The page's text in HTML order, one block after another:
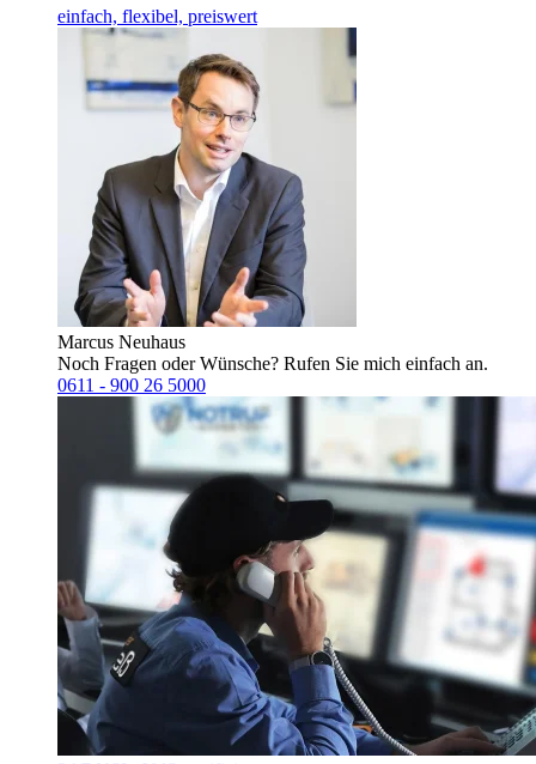
einfach, flexibel, preiswert
Marcus Neuhaus
Noch Fragen oder Wünsche? Rufen Sie mich einfach an.
0611 - 900 26 5000